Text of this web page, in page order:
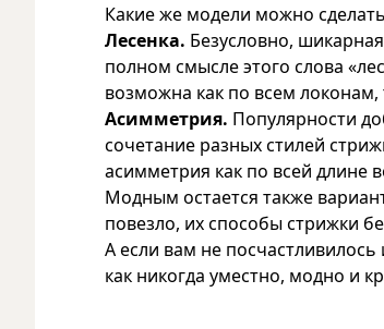
Какие же модели можно
Лесенка. Безусловно,
полном смысле этого слова
возможна как по всем локонам,
Асимметрия. Популярности
сочетание разных стилей
асимметрия как по всей длине
Модным остается также
повезло, их способы стрижки
А если вам не
как никогда уместно, модно и